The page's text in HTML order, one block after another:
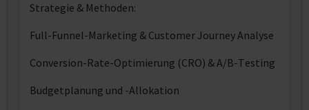
Strategie & Methoden:
Full-Funnel-Marketing & Customer Journey Analyse
Conversion-Rate-Optimierung (CRO) & A/B-Testing
Budgetplanung und -Allokation